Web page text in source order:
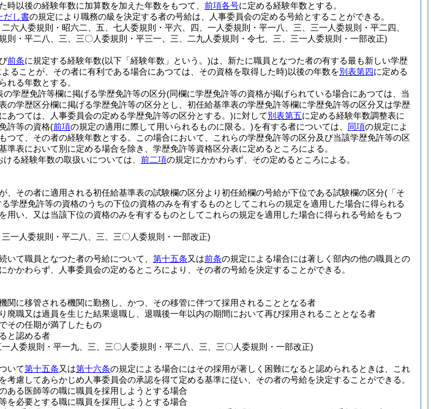
以後の経験年数に加算数を加えた年数をもつて、 前項各号に定める経験年数とする。
だし書の規定により職務の級を決定する者の号給は、人事委員会の定める号給とすることができる。
六人委規則・昭六二、五、七人委規則・平六、四、一人委規則・平一八、三、三一人委規則・平二四、
則・平二八、三、三〇人委規則・平三一、三、二九人委規則・令七、三、三一人委規則・一部改正)
前条に規定する経験年数(以下「経験年数」という。)は、新たに職員となつた者の有する最も新しい学歴
ることが、その者に有利である場合にあつては、その資格を取得した時)以後の年数を別表第四に定める
れる年数とする。
学歴免許等欄に掲げる学歴免許等の区分(同欄に学歴免許等の資格が掲げられている場合にあつては、当
の学歴区分欄に掲げる学歴免許等の区分とし、初任給基準表の学歴免許等欄に学歴免許等の区分又は学歴
あつては、人事委員会の定める学歴免許等の区分とする。)に対して別表第五に定める経験年数調整表に
許等の資格(前項の規定の適用に際して用いられるものに限る。)を有する者については、 同項の規定によ
つて、その者の経験年数とする。
この場合において、これらの学歴免許等の区分及び当該学歴免許等の区
表において別に定める場合を除き、学歴免許等資格区分表に定めるところによる。
る経験年数の取扱いについては、 前二項の規定にかかわらず、その定めるところによる。
、その者に適用される初任給基準表の試験欄の区分より初任給欄の号給が下位である試験欄の区分(「そ
学歴免許等の資格のうちの下位の資格のみを有するものとしてこれらの規定を適用した場合に得られる
用い、又は当該下位の資格のみを有するものとしてこれらの規定を適用した場合に得られる号給をもつ
一人委規則・平二八、三、三〇人委規則・一部改正)
いて職員となつた者の号給について、 第十五条又は前条の規定による場合には著しく部内の他の職員との
かわらず、人事委員会の定めるところにより、その者の号給を決定することができる。
関に移管される機関に勤務し、かつ、その移管に伴つて採用されることとなる者
廃職又は過員を生じた結果退職し、退職後一年以内の期間において再び採用されることとなる者
その任期が満了したもの
と認める者
人委規則・平一九、三、三〇人委規則・平二八、三、三〇人委規則・一部改正)
いて第十五条又は第十六条の規定による場合にはその採用が著しく困難になると認められるときは、これ
考慮してあらかじめ人事委員会の承認を得て定める基準に従い、その者の号給を決定することができる。
ある医師等の職に職員を採用しようとする場合
を必要とする職に職員を採用しようとする場合